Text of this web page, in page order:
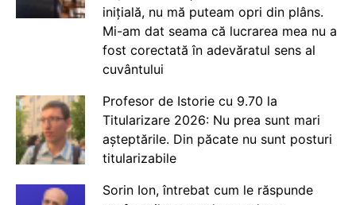
inițială, nu mă puteam opri din plâns.
Mi-am dat seama că lucrarea mea nu a
fost corectată în adevăratul sens al
cuvântului
Profesor de Istorie cu 9.70 la
Titularizare 2026: Nu prea sunt mari
așteptările. Din păcate nu sunt posturi
titularizabile
Sorin Ion, întrebat cum le răspunde